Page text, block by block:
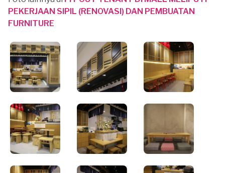
PEKERJAAN SIPIL (RENOVASI) DAN PEMBUATAN
FURNITURE